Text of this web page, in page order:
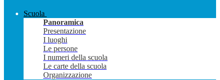
Scuola
Panoramica
Presentazione
I luoghi
Le persone
I numeri della scuola
Le carte della scuola
Organizzazione